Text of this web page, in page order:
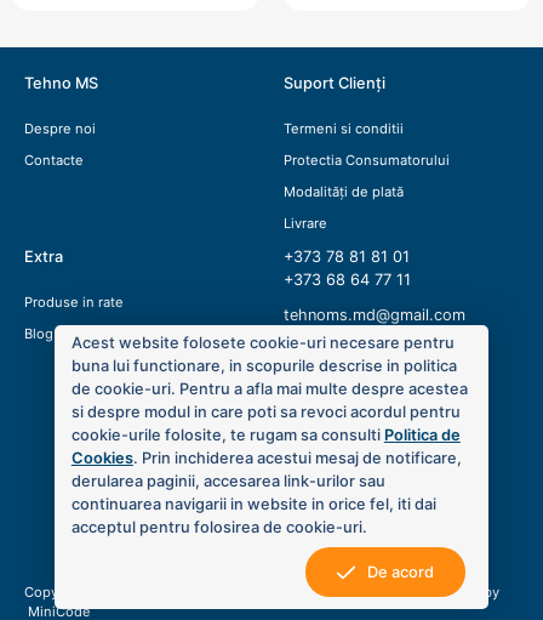
Tehno MS
Despre noi
Contacte
Suport Clienți
Termeni si conditii
Protectia Consumatorului
Modalități de plată
Livrare
Extra
Produse in rate
Blog
+373 78 81 81 01
+373 68 64 77 11
tehnoms.md@gmail.com
Copyright © 2020 Tehno MS. Toate drepturile sunt rezervate. Created by
MiniCode
Acest website folosete cookie-uri necesare pentru
buna lui functionare, in scopurile descrise in politica
de cookie-uri. Pentru a afla mai multe despre acestea
si despre modul in care poti sa revoci acordul pentru
cookie-urile folosite, te rugam sa consulti Politica de
Cookies. Prin inchiderea acestui mesaj de notificare,
derularea paginii, accesarea link-urilor sau
continuarea navigarii in website in orice fel, iti dai
acceptul pentru folosirea de cookie-uri.
De acord